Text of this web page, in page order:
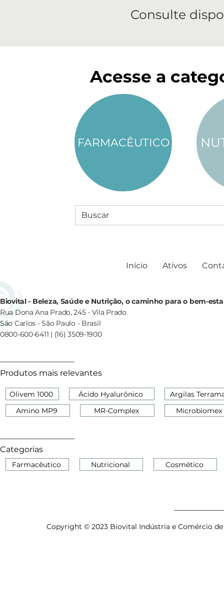
Consulte
Acesse a
FARMACÊUTICO
Biovital - Beleza, Saúde e Nutrição, o caminho para o bem-
Rua Dona Ana Prado, 245 - Vila Prado
São Carlos - São Paulo - Brasil
0800-600-6411 | (16) 3509-1900
Início Ativos
Produtos mais relevantes
Olivem 1000
Ácido Hyalurônico
Amino MP9
MR-Complex
Argilas
Microbiomex
Categorias
Farmacêutico Nutricional Cosmético
Copyright © 2023 Biovital Indústria e Comércio de